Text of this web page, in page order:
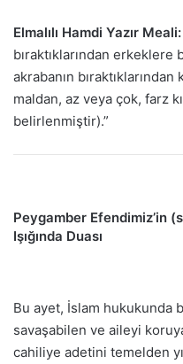
Elmalılı Hamdi Yazır Meali:
bıraktıklarından erkeklere
akrabanın
maldan, az veya çok, farz
belirlenmiştir).”
Peygamber Efendimiz’in
Işığında Duası
Bu ayet, İslam hukukunda
savaşabilen ve aileyi
cahiliye adetini temelden